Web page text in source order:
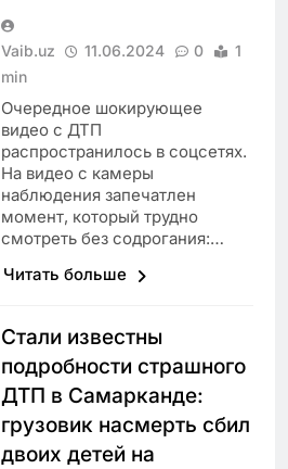
Vaib.uz 11.06.2024 0
1
min
Очередное шокирующее
видео с ДТП
распространилось в соцсетях.
На видео с камеры
наблюдения запечатлен
момент, который трудно
смотреть без содрогания:…
Читать больше
Стали известны
подробности страшного
ДТП в Самарканде:
грузовик насмерть сбил
двоих детей на